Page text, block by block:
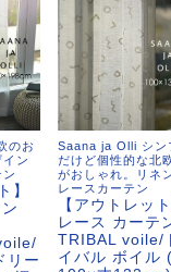
のお
ン
】
リー
Saana ja Olli シン
だけど個性的な北
がおしゃれ。リネ
レースカーテン
【アウトレット
レース カーテ
TRIBAL voile/
イバル ボイル